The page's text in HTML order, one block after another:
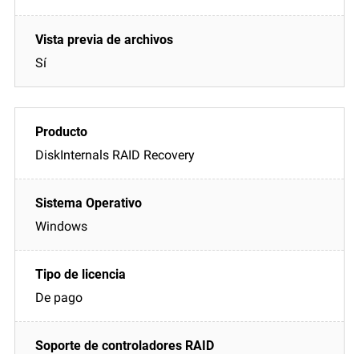
Sí
DiskInternals RAID Recovery
Windows
De pago